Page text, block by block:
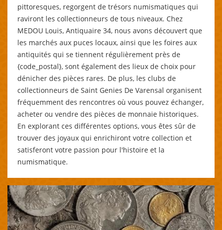
pittoresques, regorgent de trésors numismatiques qui
raviront les collectionneurs de tous niveaux. Chez
MEDOU Louis, Antiquaire 34, nous avons découvert que
les marchés aux puces locaux, ainsi que les foires aux
antiquités qui se tiennent régulièrement près de
{code_postal}, sont également des lieux de choix pour
dénicher des pièces rares. De plus, les clubs de
collectionneurs de Saint Genies De Varensal organisent
fréquemment des rencontres où vous pouvez échanger,
acheter ou vendre des pièces de monnaie historiques.
En explorant ces différentes options, vous êtes sûr de
trouver des joyaux qui enrichiront votre collection et
satisferont votre passion pour l'histoire et la
numismatique.